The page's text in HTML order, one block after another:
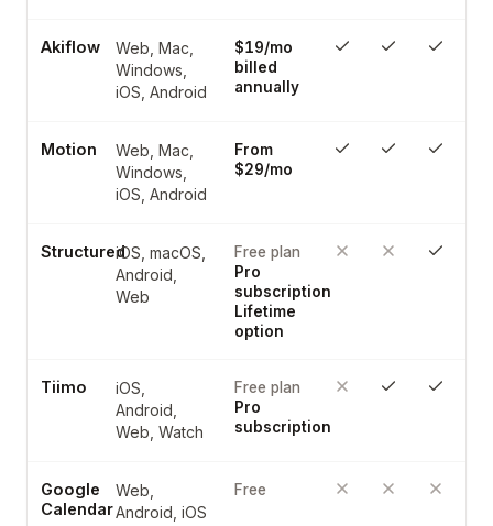
Akiflow
Web, Mac,
Windows,
iOS, Android
$19/mo
billed
annually
Motion
Web, Mac,
Windows,
iOS, Android
From
$29/mo
StructurediOS, macOS,
Android,
Web
Free plan
Pro
subscription
Lifetime
option
Tiimo
iOS,
Android,
Web, Watch
Free plan
Pro
subscription
Google
Calendar
Web,
Android, iOS
Free